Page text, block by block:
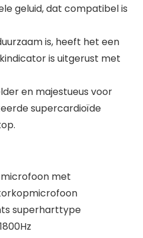
geluid, dat compatibel is
is, heeft het een
is uitgerust met
en majestueus voor
supercardioïde
met
superharttype